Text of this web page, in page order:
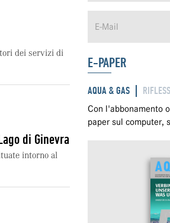
dei servizi di
di Ginevra
intorno al
E-PAPER
AQUA & GAS
Con l'abbonamento
paper sul computer,